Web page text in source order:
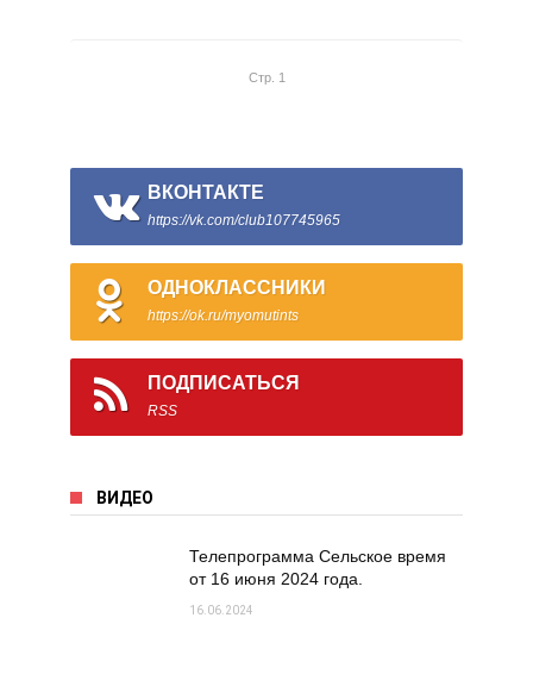
Стр. 1
ВКОНТАКТЕ
https://vk.com/club107745965
ОДНОКЛАССНИКИ
https://ok.ru/myomutints
ПОДПИСАТЬСЯ
RSS
ВИДЕО
Телепрограмма Сельское время
от 16 июня 2024 года.
16.06.2024